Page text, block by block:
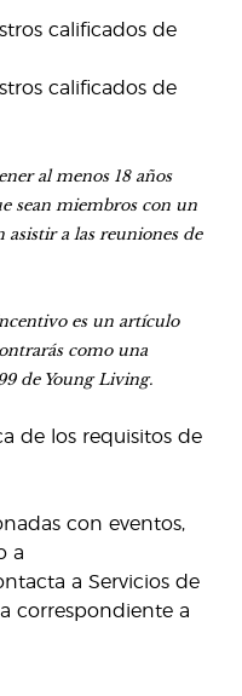
calificados de
calificados de
al menos 18 años
sean miembros con un
a las reuniones de
es un artículo
como una
de Young Living.
de los requisitos de
con eventos,
a
a Servicios de
correspondiente a